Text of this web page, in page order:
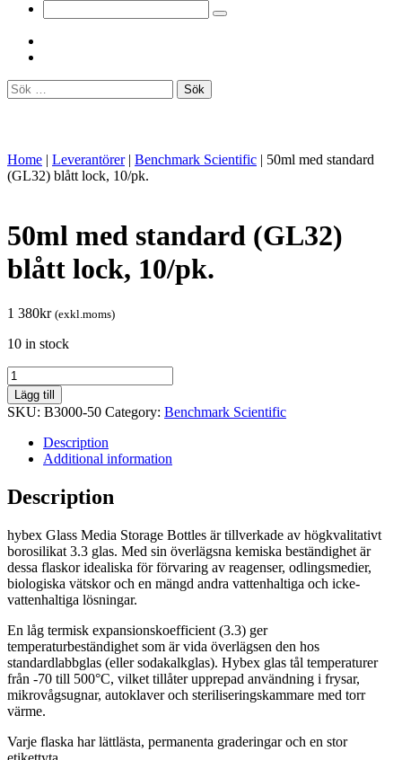
Sök
efter:
Home | Leverantörer | Benchmark Scientific | 50ml med standard
(GL32) blått lock, 10/pk.
50ml med standard (GL32)
blått lock, 10/pk.
1 380kr (exkl.moms)
10 in stock
50ml
med
standard
(GL32)
blått
lock,
quantity
Lägg till
SKU: B3000-50 Category: Benchmark Scientific
Description
Additional information
Description
hybex Glass Media Storage Bottles är tillverkade av högkvalitativt
borosilikat 3.3 glas. Med sin överlägsna kemiska beständighet är
dessa flaskor idealiska för förvaring av reagenser, odlingsmedier,
biologiska vätskor och en mängd andra vattenhaltiga och icke-
vattenhaltiga lösningar.
En låg termisk expansionskoefficient (3.3) ger
temperaturbeständighet som är vida överlägsen den hos
standardlabbglas (eller sodakalkglas). Hybex glas tål temperaturer
från -70 till 500°C, vilket tillåter upprepad användning i frysar,
mikrovågsugnar, autoklaver och steriliseringskammare med torr
värme.
Varje flaska har lättlästa, permanenta graderingar och en stor